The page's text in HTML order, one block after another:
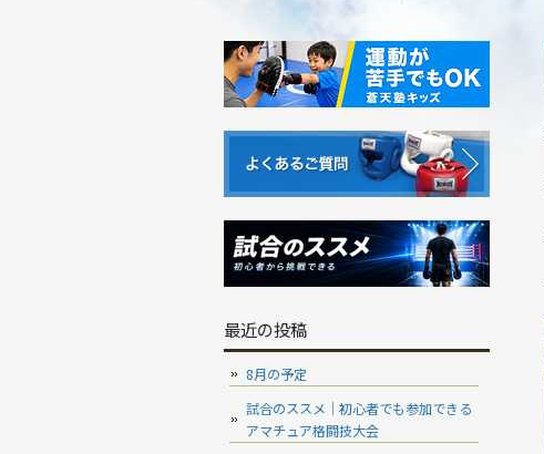
最近の投稿
8月の予定
試合のススメ｜初心者でも参加できる
アマチュア格闘技大会